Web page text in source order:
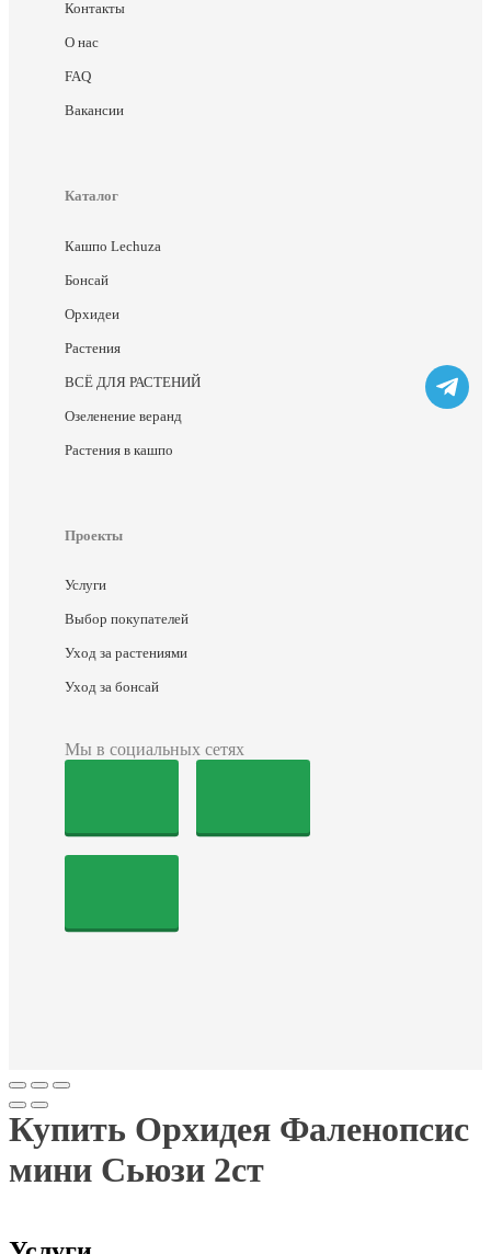
Контакты
О нас
FAQ
Вакансии
Каталог
Кашпо Lechuza
Бонсай
Орхидеи
Растения
ВСЁ ДЛЯ РАСТЕНИЙ
Озеленение веранд
Растения в кашпо
Проекты
Услуги
Выбор покупателей
Уход за растениями
Уход за бонсай
Мы в социальных сетях
Купить Орхидея Фаленопсис
мини Сьюзи 2ст